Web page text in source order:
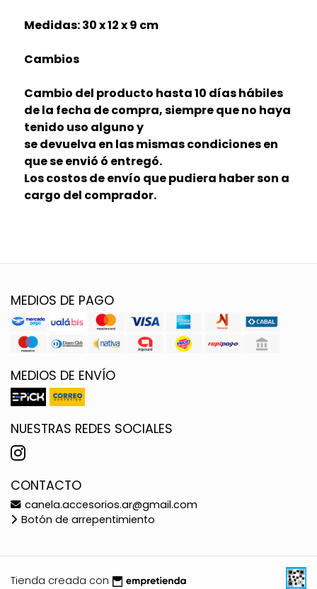
Medidas: 30 x 12 x 9 cm
Cambios
Cambio del producto hasta 10 días hábiles
de la fecha de compra, siempre que no haya
tenido uso alguno y
se devuelva en las mismas condiciones en
que se envió ó entregó.
Los costos de envío que pudiera haber son a
cargo del comprador.
MEDIOS DE PAGO
MEDIOS DE ENVÍO
NUESTRAS REDES SOCIALES
CONTACTO
canela.accesorios.ar@gmail.com
Botón de arrepentimiento
Tienda creada con